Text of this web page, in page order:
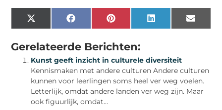
X
(Twitter)
FacebookPinterestLinkedInEmail
Gerelateerde Berichten:
Kunst geeft inzicht in culturele diversiteit
Kennismaken met andere culturen Andere culturen
kunnen voor leerlingen soms heel ver weg voelen.
Letterlijk, omdat andere landen ver weg zijn. Maar
ook figuurlijk, omdat...